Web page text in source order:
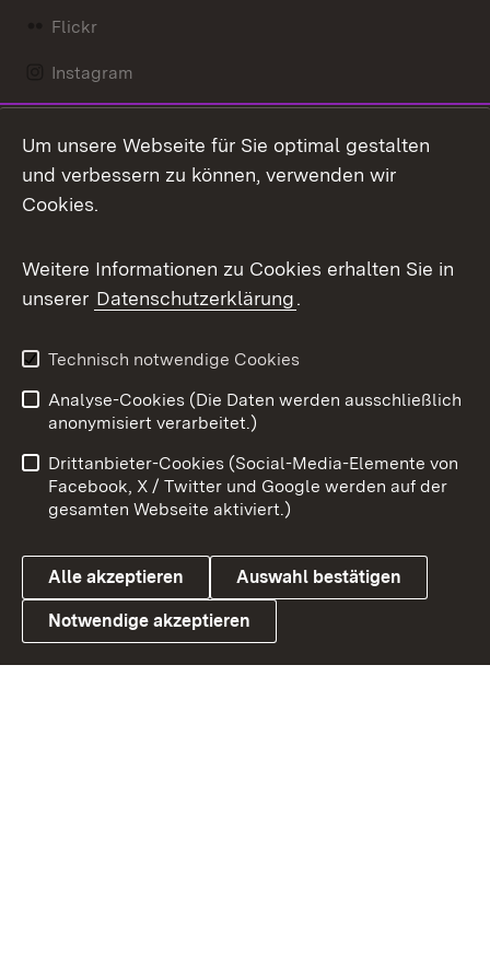
Flickr
Instagram
Mastodon
Messenger
Social Wall
X / Twitter
Youtube
Link zum Landesportal
Benutzungshinweise
Barrierefreiheit
Datenschutz
Cookies
Um unsere Webseite für Sie optimal gestalten
und verbessern zu können, verwenden wir
Cookies.
Weitere Informationen zu Cookies erhalten Sie in
unserer Datenschutzerklärung.
Technisch notwendige Cookies
Analyse-Cookies (Die Daten werden ausschließlich
anonymisiert verarbeitet.)
Drittanbieter-Cookies (Social-Media-Elemente von
Facebook, X / Twitter und Google werden auf der
gesamten Webseite aktiviert.)
Alle akzeptieren Auswahl bestätigen
Notwendige akzeptieren